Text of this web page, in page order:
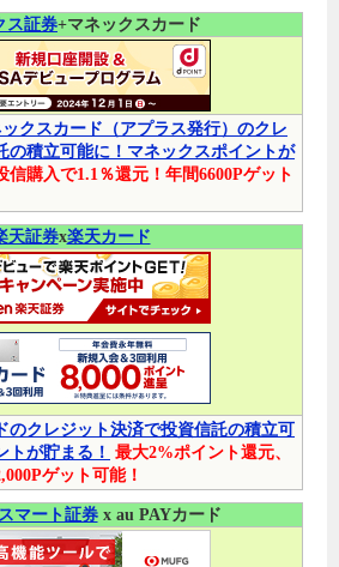
ス証券+マネックスカード
クスカード（アプラス発行）のクレ
の積立可能に！マネックスポイントが
信購入で1.1％還元！年間6600Pゲット
天証券x楽天カード
のクレジット決済で投資信託の積立可
トが貯まる！ 最大2%ポイント還元、
ゲット可能！
マート証券x au PAYカード